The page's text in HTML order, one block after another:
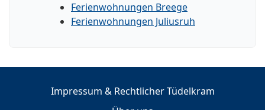
Ferienwohnungen Breege
Ferienwohnungen Juliusruh
Impressum & Rechtlicher Tüdelkram